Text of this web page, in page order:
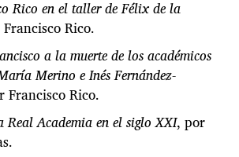
Rico en el taller de Félix de la
Rico.
a la muerte de los académicos
Merino e Inés Fernández-
Francisco Rico.
Real Academia en el siglo XXI, por